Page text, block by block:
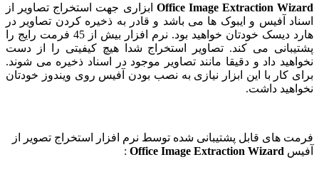
Office Image Extractionابزاری جهت استخراج تصاویر از
آفیس و ایبوک ها می باشد و قادر به ذخیره کردن تصاویر در
هارد دیسک خودتان خواهید بود. نرم افزار بیش از 45 فرمت رایج را
می کند. تصاویر استخراج شدا هیچ کیفیتی را از دست
داد و دقیقا مانند تصاویر موجود در اسناد ذخیره می شوند.
با این ابزار نیازی به نصب بودن آفیس روی ویندوز خودتان
داشت.
های قابل پشتیبانی شده توسط نرم افزار استخراج تصویر از
Office Image Extraction Wizard
: